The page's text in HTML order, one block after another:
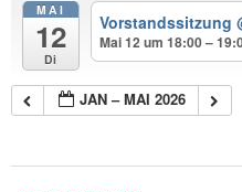
MAI
12
Di
Vorstandssitzung
Mai 12 um 18:00 –
JAN – MAI 2026